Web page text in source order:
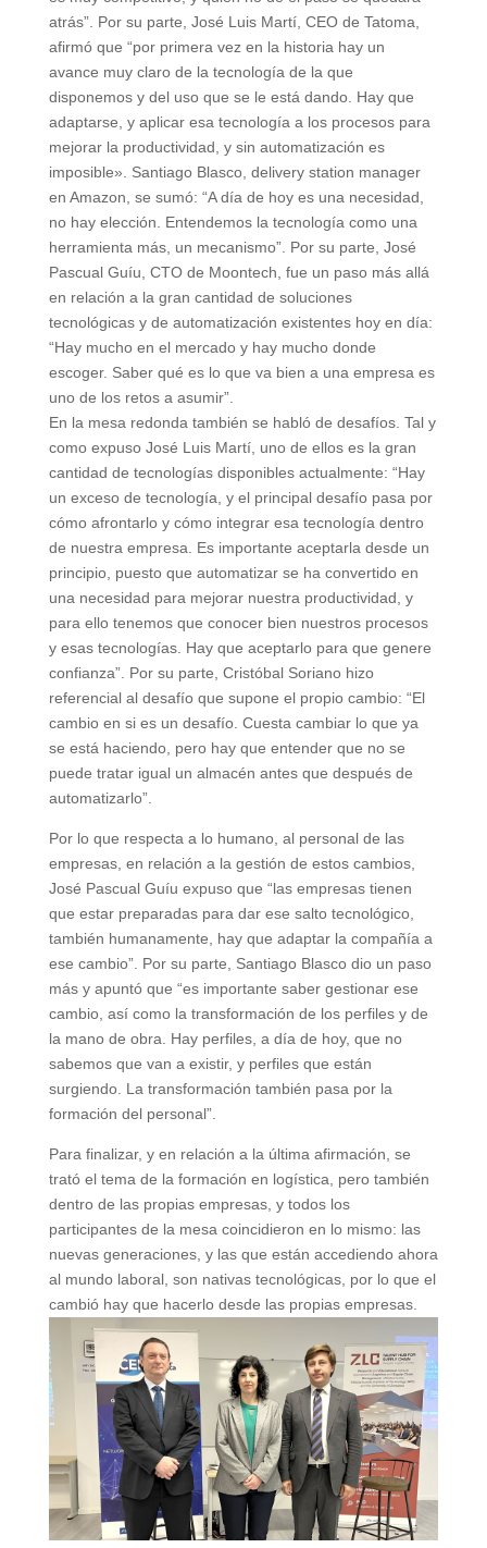
atrás”. Por su parte, José Luis Martí, CEO de Tatoma,
afirmó que “por primera vez en la historia hay un
avance muy claro de la tecnología de la que
disponemos y del uso que se le está dando. Hay que
adaptarse, y aplicar esa tecnología a los procesos para
mejorar la productividad, y sin automatización es
imposible». Santiago Blasco, delivery station manager
en Amazon, se sumó: “A día de hoy es una necesidad,
no hay elección. Entendemos la tecnología como una
herramienta más, un mecanismo”. Por su parte, José
Pascual Guíu, CTO de Moontech, fue un paso más allá
en relación a la gran cantidad de soluciones
tecnológicas y de automatización existentes hoy en día:
“Hay mucho en el mercado y hay mucho donde
escoger. Saber qué es lo que va bien a una empresa es
uno de los retos a asumir”.
En la mesa redonda también se habló de desafíos. Tal y
como expuso José Luis Martí, uno de ellos es la gran
cantidad de tecnologías disponibles actualmente: “Hay
un exceso de tecnología, y el principal desafío pasa por
cómo afrontarlo y cómo integrar esa tecnología dentro
de nuestra empresa. Es importante aceptarla desde un
principio, puesto que automatizar se ha convertido en
una necesidad para mejorar nuestra productividad, y
para ello tenemos que conocer bien nuestros procesos
y esas tecnologías. Hay que aceptarlo para que genere
confianza”. Por su parte, Cristóbal Soriano hizo
referencial al desafío que supone el propio cambio: “El
cambio en si es un desafío. Cuesta cambiar lo que ya
se está haciendo, pero hay que entender que no se
puede tratar igual un almacén antes que después de
automatizarlo”.
Por lo que respecta a lo humano, al personal de las
empresas, en relación a la gestión de estos cambios,
José Pascual Guíu expuso que “las empresas tienen
que estar preparadas para dar ese salto tecnológico,
también humanamente, hay que adaptar la compañía a
ese cambio”. Por su parte, Santiago Blasco dio un paso
más y apuntó que “es importante saber gestionar ese
cambio, así como la transformación de los perfiles y de
la mano de obra. Hay perfiles, a día de hoy, que no
sabemos que van a existir, y perfiles que están
surgiendo. La transformación también pasa por la
formación del personal”.
Para finalizar, y en relación a la última afirmación, se
trató el tema de la formación en logística, pero también
dentro de las propias empresas, y todos los
participantes de la mesa coincidieron en lo mismo: las
nuevas generaciones, y las que están accediendo ahora
al mundo laboral, son nativas tecnológicas, por lo que el
cambió hay que hacerlo desde las propias empresas.